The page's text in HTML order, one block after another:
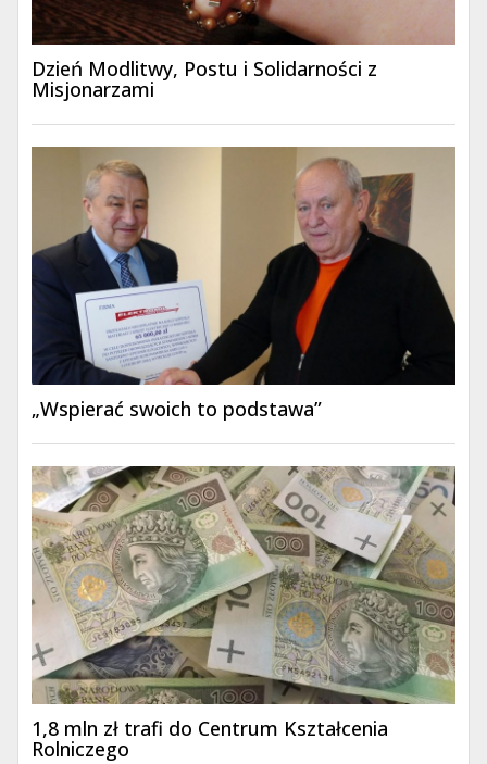
Dzień Modlitwy, Postu i Solidarności z
Misjonarzami
„Wspierać swoich to podstawa”
1,8 mln zł trafi do Centrum Kształcenia
Rolniczego